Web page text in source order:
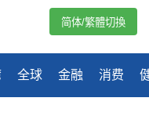
全球 金融 消费
简体/繁體切換